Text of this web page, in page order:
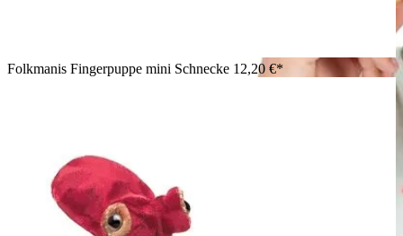
Folkmanis Fingerpuppe mini Schnecke 12,20 €*